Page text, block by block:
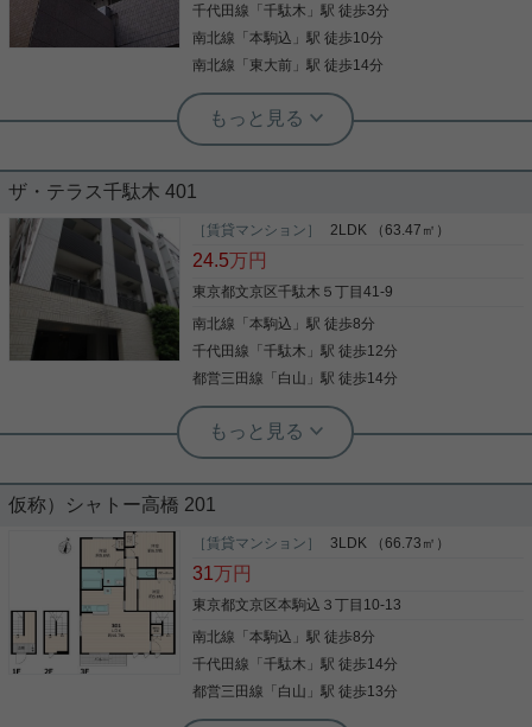
千代田線 「千駄木 」駅 徒歩3分
南北線 「本駒込 」駅 徒歩10分
南北線 「 東大前 」駅 徒歩14分
実用春日ホーム 春日町店 土田拓美
千駄木駅徒歩３分の好立地・インター
は浴室乾燥機・洗面所独立など大変充実しておりま
す。 セキュリティ面は、TVインターホン・オートロ
ックなど充実しているので安心して生活できます。
写真(9)
詳細を見る
ザ・テラス千駄木 401
［賃貸マンション］ 2LDK （63.47㎡）
24.5万円
東京都文京区千駄木５丁目41-9
南北線 「本駒込 」駅 徒歩8分
千代田線 「千駄木 」駅 徒歩12分
都営三田線 「 白山 」駅 徒歩14分
実用春日ホーム 茗荷谷店 堀田枝里
3方角部屋☆2LDK！
本駒込駅最寄りの2LDKのお部屋をご紹介です☆ 3方
角部屋！南向きリビング！ 洋室の1つは8.5帖と広々
☆ 3口IHにグリル、浴室乾燥機等、室内設備も充
☆ お気軽にお問い合わせくださいませ！ ★お電話で
のご相談もお気軽にどうぞ★ 実用春日ホーム株式会
社 茗荷谷店 TEL：03-6902-5021
仮称）シャトー高橋 201
［賃貸マンション］ 3LDK （66.73㎡）
31万円
東京都文京区本駒込３丁目10-13
南北線 「本駒込 」駅 徒歩8分
千代田線 「千駄木 」駅 徒歩14分
都営三田線 「 白山 」駅 徒歩13分